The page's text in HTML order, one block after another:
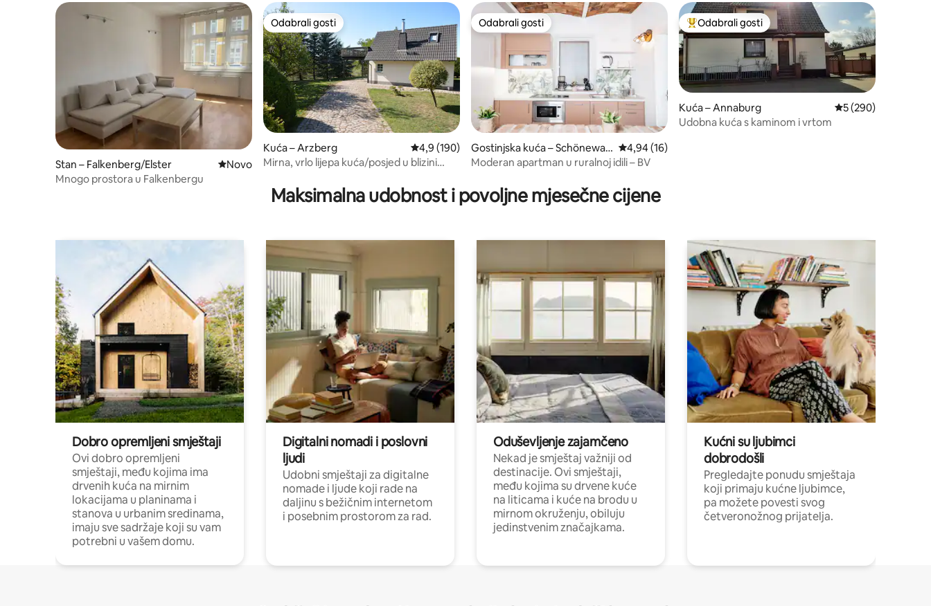
Stan – Falkenberg/Elster Novi smještaj
Novo
Mnogo prostora u Falkenbergu
Odabrali gosti
Odabrali gosti
Kuća – Arzberg Prosječna ocjena: 4,9/5, recenzija: 190
4,9 (190)
Mirna, vrlo lijepa kuća/posjed u blizini
Odabrali gosti
Odabrali gosti
Gostinjska kuća – Schönewal
de
Prosječna ocjena: 4,94/5, recenzija: 16
4,94 (16)
Moderan apartman u ruralnoj idili – BV
Među najviše rangiranima s oznakom „Odabrali gosti”
Odabrali gosti
Kuća – Annaburg Prosječna ocjena:
5 (290)
Udobna kuća s kaminom i vrtom
Maksimalna udobnost i povoljne mjesečne cijene
Dobro opremljeni smještaji
Ovi dobro opremljeni
smještaji, među kojima ima
drvenih kuća na mirnim
lokacijama u planinama i
stanova u urbanim sredinama,
imaju sve sadržaje koji su vam
potrebni u vašem domu.
Digitalni nomadi i poslovni
ljudi
Udobni smještaji za digitalne
nomade i ljude koji rade na
daljinu s bežičnim internetom
i posebnim prostorom za rad.
Oduševljenje zajamčeno
Nekad je smještaj važniji od
destinacije. Ovi smještaji,
među kojima su drvene kuće
na liticama i kuće na brodu u
mirnom okruženju, obiluju
jedinstvenim značajkama.
Kućni su ljubimci
dobrodošli
Pregledajte ponudu smještaja
koji primaju kućne ljubimce,
pa možete povesti svog
četveronožnog prijatelja.